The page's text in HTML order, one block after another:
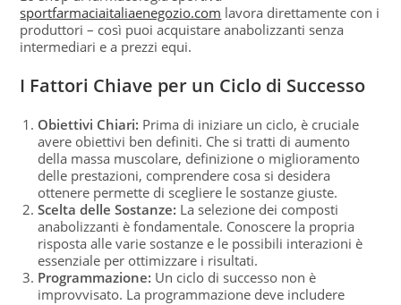
sportfarmaciaitaliaenegozio.com lavora direttamente con i
produttori – così puoi acquistare anabolizzanti senza
intermediari e a prezzi equi.
I Fattori Chiave per un Ciclo di Successo
Obiettivi Chiari: Prima di iniziare un ciclo, è cruciale
avere obiettivi ben definiti. Che si tratti di aumento
della massa muscolare, definizione o miglioramento
delle prestazioni, comprendere cosa si desidera
ottenere permette di scegliere le sostanze giuste.
Scelta delle Sostanze: La selezione dei composti
anabolizzanti è fondamentale. Conoscere la propria
risposta alle varie sostanze e le possibili interazioni è
essenziale per ottimizzare i risultati.
Programmazione: Un ciclo di successo non è
improvvisato. La programmazione deve includere